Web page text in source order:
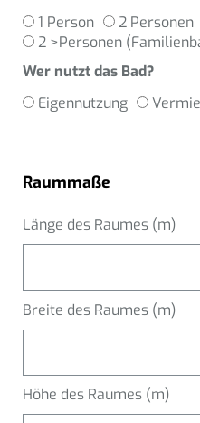
1 Person
2 Personen
2 >Personen
Wer nutzt das Bad?
Eigennutzung
Raummaße
Länge des Raumes (m)
Breite des Raumes (m)
Höhe des Raumes (m)